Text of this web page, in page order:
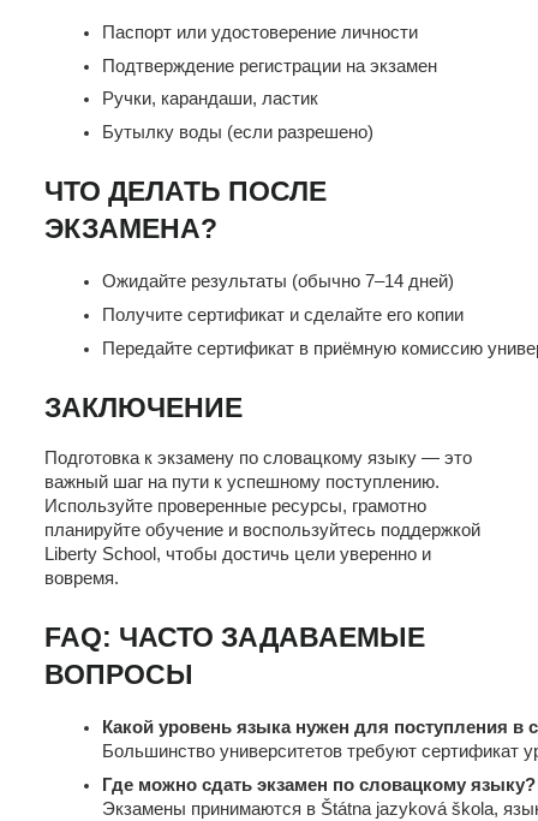
Паспорт или удостоверение личности
Подтверждение регистрации на экзамен
Ручки, карандаши, ластик
Бутылку воды (если разрешено)
ЧТО ДЕЛАТЬ ПОСЛЕ
ЭКЗАМЕНА?
Ожидайте результаты (обычно 7–14 дней)
Получите сертификат и сделайте его копии
Передайте сертификат в приёмную комиссию
ЗАКЛЮЧЕНИЕ
Подготовка к экзамену по словацкому языку — это
важный шаг на пути к успешному поступлению.
Используйте проверенные ресурсы, грамотно
планируйте обучение и воспользуйтесь поддержкой
Liberty School, чтобы достичь цели уверенно и
вовремя.
FAQ: ЧАСТО ЗАДАВАЕМЫЕ
ВОПРОСЫ
Какой уровень языка нужен для поступления в
Большинство университетов требуют сертификат
Где можно сдать экзамен по словацкому языку?
Экзамены принимаются в Štátna jazyková škola,